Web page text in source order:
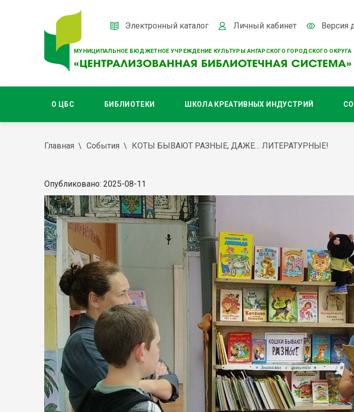
МУНИЦИПАЛЬНОЕ БЮДЖЕТНОЕ УЧРЕЖДЕНИЕ КУЛЬТУРЫ АНГАРСКОГО ГОРОДСКОГО ОКРУГА
Электронный каталог Личный кабинет Версия
О ЦБС БИБЛИОТЕКИ ШКОЛА КРЕАТИВНЫХ ИНДУСТРИЙ
Главная События КОТЫ БЫВАЮТ РАЗНЫЕ, ДАЖЕ… ЛИТЕРАТУРНЫЕ!
Опубликовано: 2025-08-11